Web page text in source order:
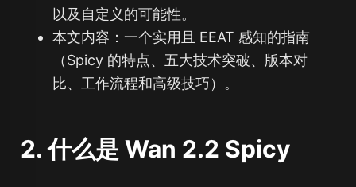
以及自定义的可能性。
本文内容：一个实用且 EEAT 感知的指南
（Spicy 的特点、五大技术突破、版本对
比、工作流程和高级技巧）。
2. 什么是 Wan 2.2 Spicy